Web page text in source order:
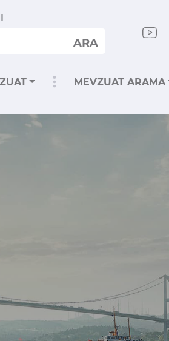
ARA
MEVZUAT ARAMA